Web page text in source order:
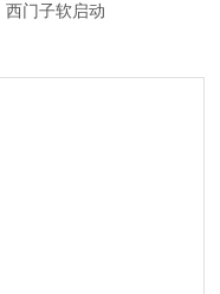
西门子软启动